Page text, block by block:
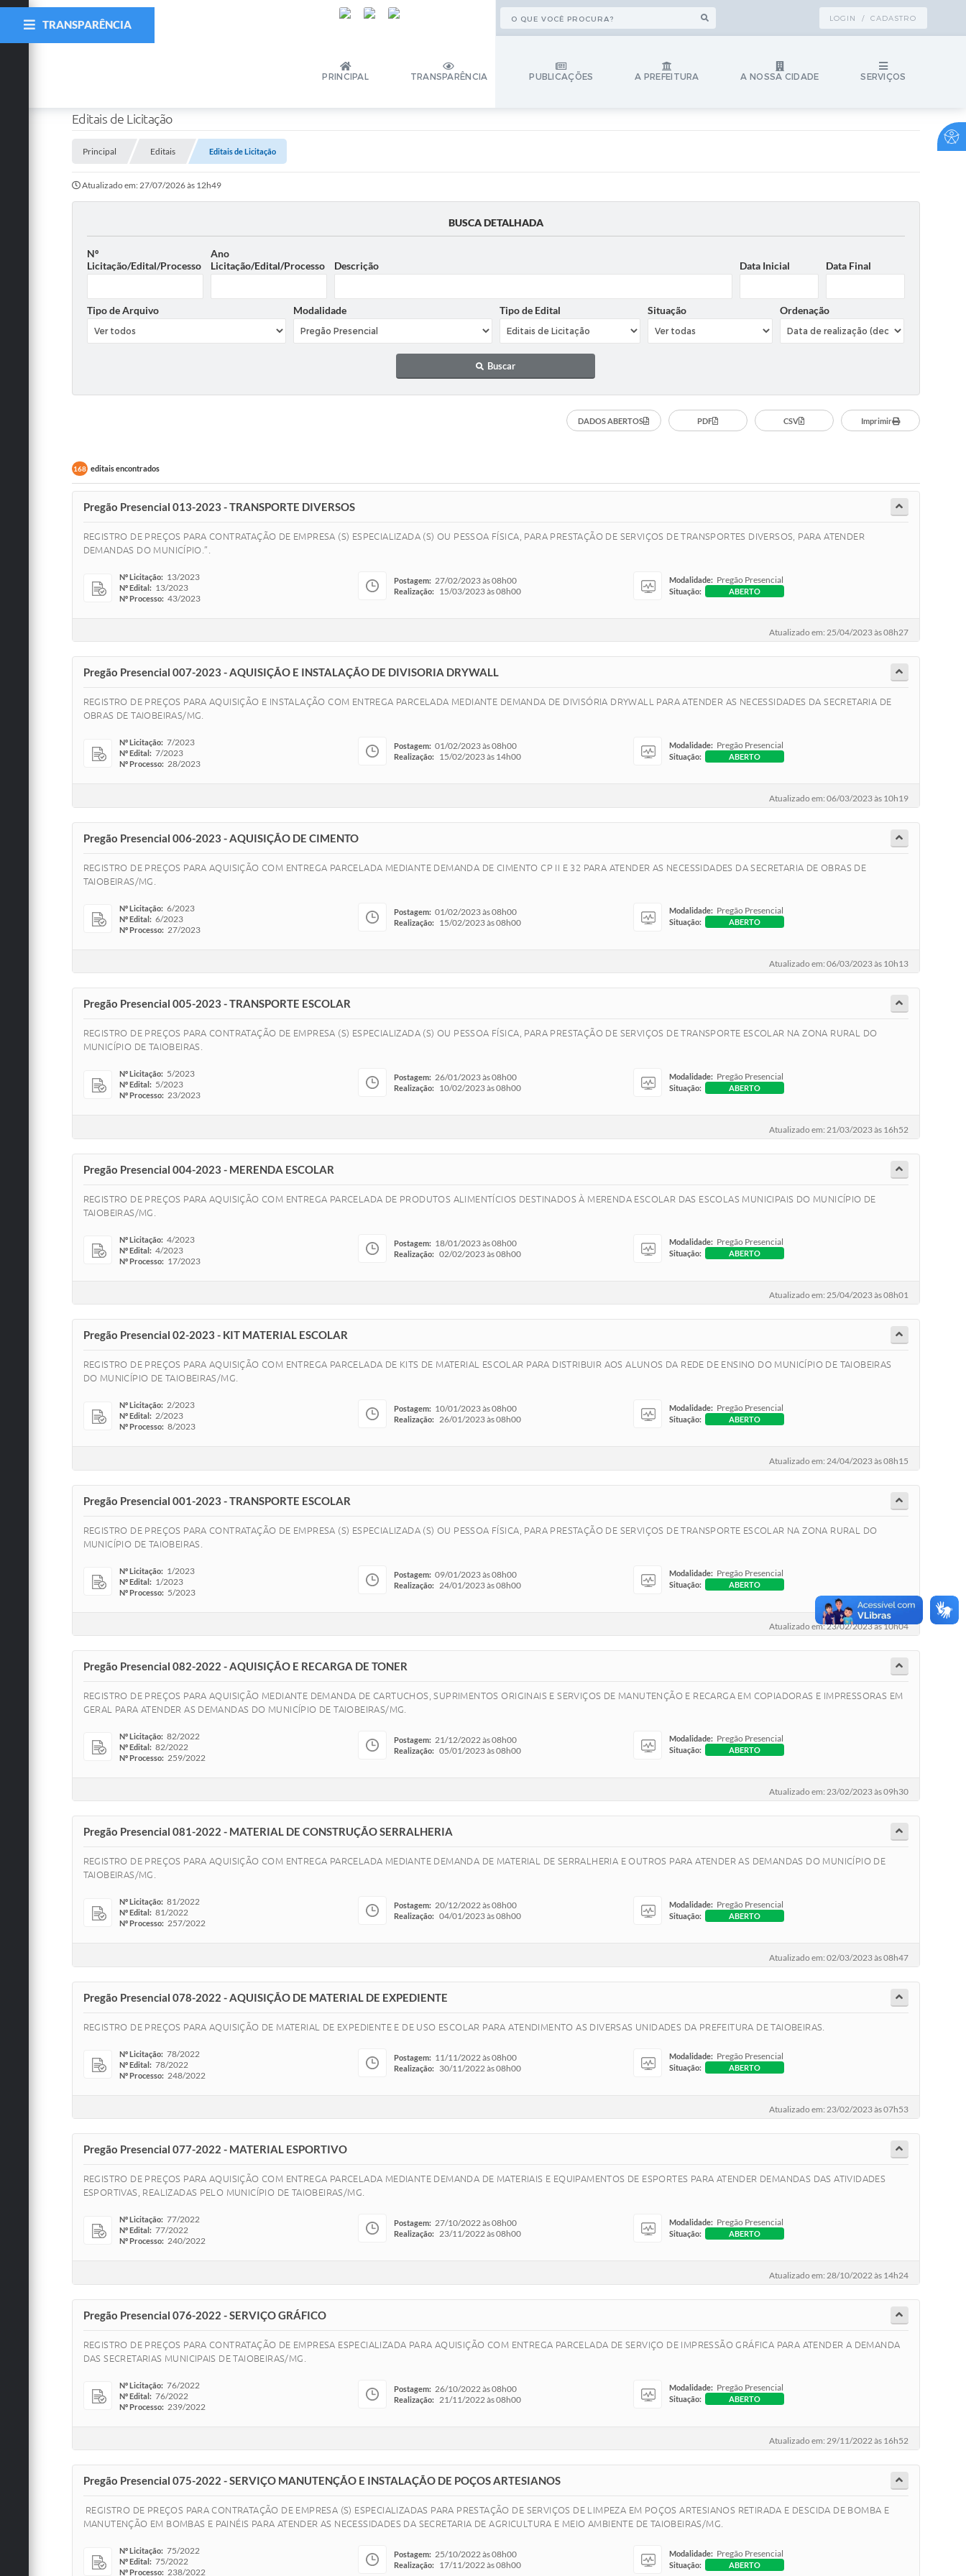
LOGIN / CADASTRO
PRINCIPAL TRANSPARÊNCIA PUBLICAÇÕES A PREFEITURA A NOSSA CIDADE SERVIÇOS
TRANSPARÊNCIA
Editais de Licitação
Principal Editais Editais de Licitação
Atualizado em: 27/07/2026 às 12h49
BUSCA DETALHADA
Nº
Licitação/Edital/Processo
Ano
Licitação/Edital/Processo
Descrição Data Inicial Data Final
Tipo de Arquivo Modalidade Tipo de Edital Situação Ordenação
Buscar
DADOS ABERTOS PDF CSV Imprimir
168 editais encontrados
Pregão Presencial 013-2023 - TRANSPORTE DIVERSOS
REGISTRO DE PREÇOS PARA CONTRATAÇÃO DE EMPRESA (S) ESPECIALIZADA (S) OU PESSOA FÍSICA, PARA PRESTAÇÃO DE SERVIÇOS DE TRANSPORTES DIVERSOS, PARA ATENDER
DEMANDAS DO MUNICÍPIO.”.
Nº Licitação: 13/2023
Nº Edital: 13/2023
Nº Processo: 43/2023
Postagem: 27/02/2023 às 08h00
Realização: 15/03/2023 às 08h00
Modalidade: Pregão Presencial
Situação: ABERTO
Atualizado em: 25/04/2023 às 08h27
Pregão Presencial 007-2023 - AQUISIÇÃO E INSTALAÇÃO DE DIVISORIA DRYWALL
REGISTRO DE PREÇOS PARA AQUISIÇÃO E INSTALAÇÃO COM ENTREGA PARCELADA MEDIANTE DEMANDA DE DIVISÓRIA DRYWALL PARA ATENDER AS NECESSIDADES DA SECRETARIA DE
OBRAS DE TAIOBEIRAS/MG.
Nº Licitação: 7/2023
Nº Edital: 7/2023
Nº Processo: 28/2023
Postagem: 01/02/2023 às 08h00
Realização: 15/02/2023 às 14h00
Modalidade: Pregão Presencial
Situação: ABERTO
Atualizado em: 06/03/2023 às 10h19
Pregão Presencial 006-2023 - AQUISIÇÃO DE CIMENTO
REGISTRO DE PREÇOS PARA AQUISIÇÃO COM ENTREGA PARCELADA MEDIANTE DEMANDA DE CIMENTO CP II E 32 PARA ATENDER AS NECESSIDADES DA SECRETARIA DE OBRAS DE
TAIOBEIRAS/MG.
Nº Licitação: 6/2023
Nº Edital: 6/2023
Nº Processo: 27/2023
Postagem: 01/02/2023 às 08h00
Realização: 15/02/2023 às 08h00
Modalidade: Pregão Presencial
Situação: ABERTO
Atualizado em: 06/03/2023 às 10h13
Pregão Presencial 005-2023 - TRANSPORTE ESCOLAR
REGISTRO DE PREÇOS PARA CONTRATAÇÃO DE EMPRESA (S) ESPECIALIZADA (S) OU PESSOA FÍSICA, PARA PRESTAÇÃO DE SERVIÇOS DE TRANSPORTE ESCOLAR NA ZONA RURAL DO
MUNICÍPIO DE TAIOBEIRAS.
Nº Licitação: 5/2023
Nº Edital: 5/2023
Nº Processo: 23/2023
Postagem: 26/01/2023 às 08h00
Realização: 10/02/2023 às 08h00
Modalidade: Pregão Presencial
Situação: ABERTO
Atualizado em: 21/03/2023 às 16h52
Pregão Presencial 004-2023 - MERENDA ESCOLAR
REGISTRO DE PREÇOS PARA AQUISIÇÃO COM ENTREGA PARCELADA DE PRODUTOS ALIMENTÍCIOS DESTINADOS À MERENDA ESCOLAR DAS ESCOLAS MUNICIPAIS DO MUNICÍPIO DE
TAIOBEIRAS/MG.
Nº Licitação: 4/2023
Nº Edital: 4/2023
Nº Processo: 17/2023
Postagem: 18/01/2023 às 08h00
Realização: 02/02/2023 às 08h00
Modalidade: Pregão Presencial
Situação: ABERTO
Atualizado em: 25/04/2023 às 08h01
Pregão Presencial 02-2023 - KIT MATERIAL ESCOLAR
REGISTRO DE PREÇOS PARA AQUISIÇÃO COM ENTREGA PARCELADA DE KITS DE MATERIAL ESCOLAR PARA DISTRIBUIR AOS ALUNOS DA REDE DE ENSINO DO MUNICÍPIO DE TAIOBEIRAS
DO MUNICÍPIO DE TAIOBEIRAS/MG.
Nº Licitação: 2/2023
Nº Edital: 2/2023
Nº Processo: 8/2023
Postagem: 10/01/2023 às 08h00
Realização: 26/01/2023 às 08h00
Modalidade: Pregão Presencial
Situação: ABERTO
Atualizado em: 24/04/2023 às 08h15
Pregão Presencial 001-2023 - TRANSPORTE ESCOLAR
REGISTRO DE PREÇOS PARA CONTRATAÇÃO DE EMPRESA (S) ESPECIALIZADA (S) OU PESSOA FÍSICA, PARA PRESTAÇÃO DE SERVIÇOS DE TRANSPORTE ESCOLAR NA ZONA RURAL DO
MUNICÍPIO DE TAIOBEIRAS.
Nº Licitação: 1/2023
Nº Edital: 1/2023
Nº Processo: 5/2023
Postagem: 09/01/2023 às 08h00
Realização: 24/01/2023 às 08h00
Modalidade: Pregão Presencial
Situação: ABERTO
Atualizado em: 23/02/2023 às 10h04
Pregão Presencial 082-2022 - AQUISIÇÃO E RECARGA DE TONER
REGISTRO DE PREÇOS PARA AQUISIÇÃO MEDIANTE DEMANDA DE CARTUCHOS, SUPRIMENTOS ORIGINAIS E SERVIÇOS DE MANUTENÇÃO E RECARGA EM COPIADORAS E IMPRESSORAS EM
GERAL PARA ATENDER AS DEMANDAS DO MUNICÍPIO DE TAIOBEIRAS/MG.
Nº Licitação: 82/2022
Nº Edital: 82/2022
Nº Processo: 259/2022
Postagem: 21/12/2022 às 08h00
Realização: 05/01/2023 às 08h00
Modalidade: Pregão Presencial
Situação: ABERTO
Atualizado em: 23/02/2023 às 09h30
Pregão Presencial 081-2022 - MATERIAL DE CONSTRUÇÃO SERRALHERIA
REGISTRO DE PREÇOS PARA AQUISIÇÃO COM ENTREGA PARCELADA MEDIANTE DEMANDA DE MATERIAL DE SERRALHERIA E OUTROS PARA ATENDER AS DEMANDAS DO MUNICÍPIO DE
TAIOBEIRAS/MG.
Nº Licitação: 81/2022
Nº Edital: 81/2022
Nº Processo: 257/2022
Postagem: 20/12/2022 às 08h00
Realização: 04/01/2023 às 08h00
Modalidade: Pregão Presencial
Situação: ABERTO
Atualizado em: 02/03/2023 às 08h47
Pregão Presencial 078-2022 - AQUISIÇÃO DE MATERIAL DE EXPEDIENTE
REGISTRO DE PREÇOS PARA AQUISIÇÃO DE MATERIAL DE EXPEDIENTE E DE USO ESCOLAR PARA ATENDIMENTO AS DIVERSAS UNIDADES DA PREFEITURA DE TAIOBEIRAS.
Nº Licitação: 78/2022
Nº Edital: 78/2022
Nº Processo: 248/2022
Postagem: 11/11/2022 às 08h00
Realização: 30/11/2022 às 08h00
Modalidade: Pregão Presencial
Situação: ABERTO
Atualizado em: 23/02/2023 às 07h53
Pregão Presencial 077-2022 - MATERIAL ESPORTIVO
REGISTRO DE PREÇOS PARA AQUISIÇÃO COM ENTREGA PARCELADA MEDIANTE DEMANDA DE MATERIAIS E EQUIPAMENTOS DE ESPORTES PARA ATENDER DEMANDAS DAS ATIVIDADES
ESPORTIVAS, REALIZADAS PELO MUNICÍPIO DE TAIOBEIRAS/MG.
Nº Licitação: 77/2022
Nº Edital: 77/2022
Nº Processo: 240/2022
Postagem: 27/10/2022 às 08h00
Realização: 23/11/2022 às 08h00
Modalidade: Pregão Presencial
Situação: ABERTO
Atualizado em: 28/10/2022 às 14h24
Pregão Presencial 076-2022 - SERVIÇO GRÁFICO
REGISTRO DE PREÇOS PARA CONTRATAÇÃO DE EMPRESA ESPECIALIZADA PARA AQUISIÇÃO COM ENTREGA PARCELADA DE SERVIÇO DE IMPRESSÃO GRÁFICA PARA ATENDER A DEMANDA
DAS SECRETARIAS MUNICIPAIS DE TAIOBEIRAS/MG.
Nº Licitação: 76/2022
Nº Edital: 76/2022
Nº Processo: 239/2022
Postagem: 26/10/2022 às 08h00
Realização: 21/11/2022 às 08h00
Modalidade: Pregão Presencial
Situação: ABERTO
Atualizado em: 29/11/2022 às 16h52
Pregão Presencial 075-2022 - SERVIÇO MANUTENÇÃO E INSTALAÇÃO DE POÇOS ARTESIANOS
REGISTRO DE PREÇOS PARA CONTRATAÇÃO DE EMPRESA (S) ESPECIALIZADAS PARA PRESTAÇÃO DE SERVIÇOS DE LIMPEZA EM POÇOS ARTESIANOS RETIRADA E DESCIDA DE BOMBA E
MANUTENÇÃO EM BOMBAS E PAINÉIS PARA ATENDER AS NECESSIDADES DA SECRETARIA DE AGRICULTURA E MEIO AMBIENTE DE TAIOBEIRAS/MG.
Nº Licitação: 75/2022
Nº Edital: 75/2022
Nº Processo: 238/2022
Postagem: 25/10/2022 às 08h00
Realização: 17/11/2022 às 08h00
Modalidade: Pregão Presencial
Situação: ABERTO